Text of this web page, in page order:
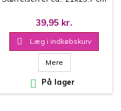
39,95 kr.
 Læg i indkøbskurv
Mere
 På lager